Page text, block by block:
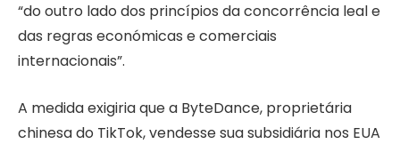
“do outro lado dos princípios da concorrência leal e
das regras económicas e comerciais
internacionais”.
A medida exigiria que a ByteDance, proprietária
chinesa do TikTok, vendesse sua subsidiária nos EUA